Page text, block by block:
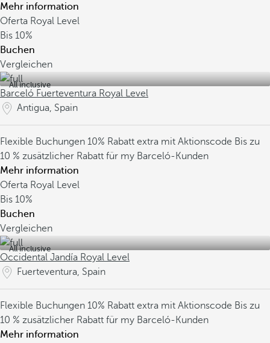
Mehr information
Oferta Royal Level
Bis 10%
Buchen
Vergleichen
All inclusive
Barceló Fuerteventura Royal Level
Antigua, Spain
Flexible Buchungen 10% Rabatt extra mit Aktionscode Bis zu
10 % zusätzlicher Rabatt für my Barceló-Kunden
Mehr information
Oferta Royal Level
Bis 10%
Buchen
Vergleichen
All inclusive
Occidental Jandía Royal Level
Fuerteventura, Spain
Flexible Buchungen 10% Rabatt extra mit Aktionscode Bis zu
10 % zusätzlicher Rabatt für my Barceló-Kunden
Mehr information